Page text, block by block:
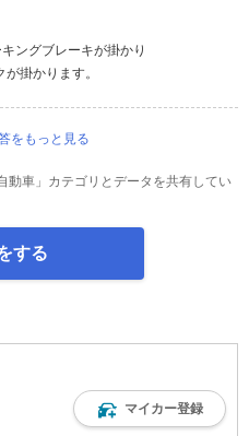
ングブレーキが掛かり
掛かります。
をもっと見る
動車」カテゴリとデータを共有してい
する
マイカー登録